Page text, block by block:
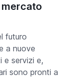
futuro
a nuove
e servizi e,
sono pronti a